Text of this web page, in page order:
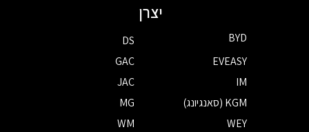
יצרן
BYD
DS
EVEASY
GAC
IM
JAC
KGM (סאנגיונג)
MG
WEY
WM